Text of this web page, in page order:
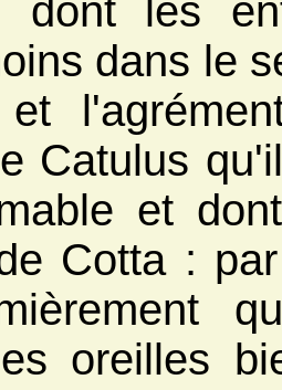
dont les
dans le
et
Catulus
et
Cotta :
oreilles